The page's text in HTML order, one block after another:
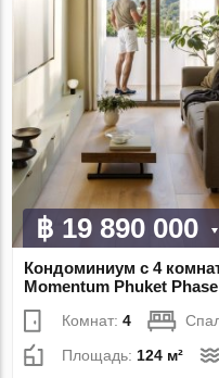
฿ 19 890 000
Кондоминиум с 4
Momentum Phuket
Комнат:4
Площадь: 124 м²